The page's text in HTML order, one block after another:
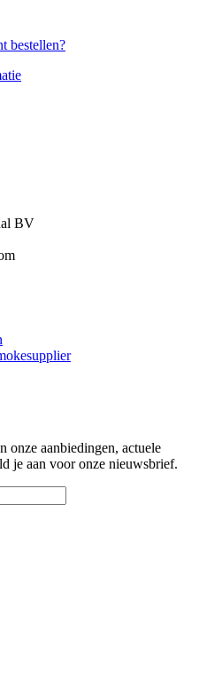
bestellen?
BV
onze aanbiedingen, actuele
je aan voor onze nieuwsbrief.